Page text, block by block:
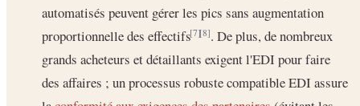
automatisés peuvent gérer les pics sans augmentation
proportionnelle des effectifs[7][8]. De plus, de nombreux
grands acheteurs et détaillants exigent l'EDI pour faire
des affaires ; un processus robuste compatible EDI assure